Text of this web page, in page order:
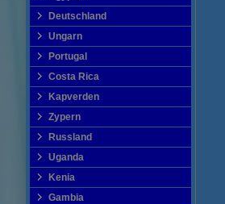
Deutschland
Ungarn
Portugal
Costa Rica
Kapverden
Zypern
Russland
Uganda
Kenia
Gambia